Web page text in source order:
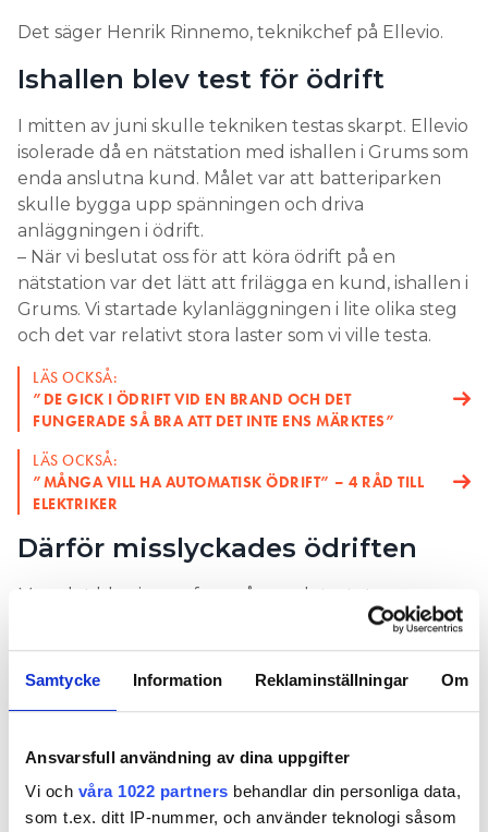
Samtycke Information Reklaminställningar Om
Ansvarsfull användning av dina uppgifter
Vi och våra 1022 partners behandlar din personliga data,
som t.ex. ditt IP-nummer, och använder teknologi såsom
Det säger Henrik Rinnemo, teknikchef på Ellevio.
Ishallen blev test för ödrift
I mitten av juni skulle tekniken testas skarpt. Ellevio
isolerade då en nätstation med ishallen i Grums som
enda anslutna kund. Målet var att batteriparken
skulle bygga upp spänningen och driva
anläggningen i ödrift.
– När vi beslutat oss för att köra ödrift på en
nätstation var det lätt att frilägga en kund, ishallen i
Grums. Vi startade kylanläggningen i lite olika steg
och det var relativt stora laster som vi ville testa.
LÄS OCKSÅ:
”DE GICK I ÖDRIFT VID EN BRAND OCH DET
FUNGERADE SÅ BRA ATT DET INTE ENS MÄRKTES”
LÄS OCKSÅ:
”MÅNGA VILL HA AUTOMATISK ÖDRIFT” – 4 RÅD TILL
ELEKTRIKER
Därför misslyckades ödriften
Men det blev ingen framgång och testet var
tvunget att avbrytas i förtid. Något som kom lite
oväntat för teknikchefen.
– Det var en besvikelse. Vi klarade aldrig av att få till
började det svaja i frekvens. Något gick fel, men vad
Trots misslyckandet ser Ellevio ett värde i tekniken.